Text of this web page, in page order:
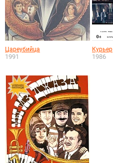
Цареубийца
1991
Курьер
1986